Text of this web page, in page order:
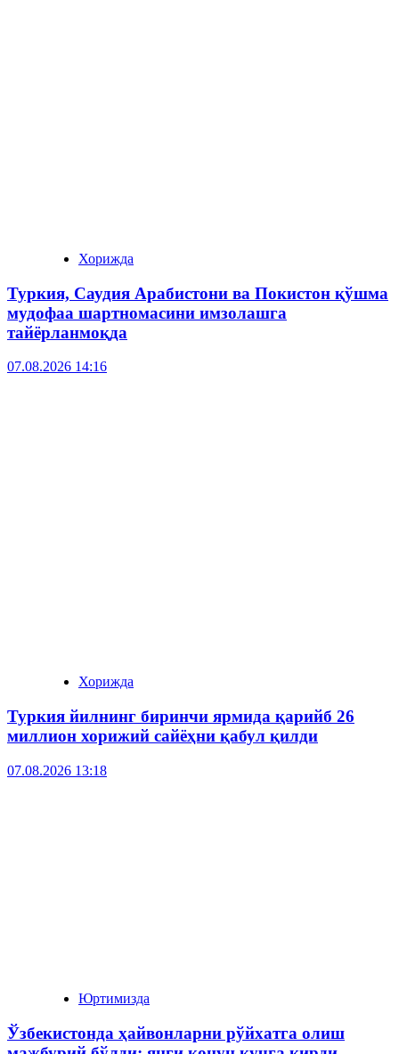
Хорижда
Туркия, Саудия Арабистони ва Покистон қўшма
мудофаа шартномасини имзолашга
тайёрланмоқда
07.08.2026 14:16
Хорижда
Туркия йилнинг биринчи ярмида қарийб 26
миллион хорижий сайёҳни қабул қилди
07.08.2026 13:18
Юртимизда
Ўзбекистонда ҳайвонларни рўйхатга олиш